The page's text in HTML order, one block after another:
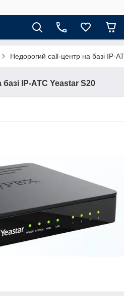
Недорогий call-центр на базі IP-
IP-АТС Yeastar S20